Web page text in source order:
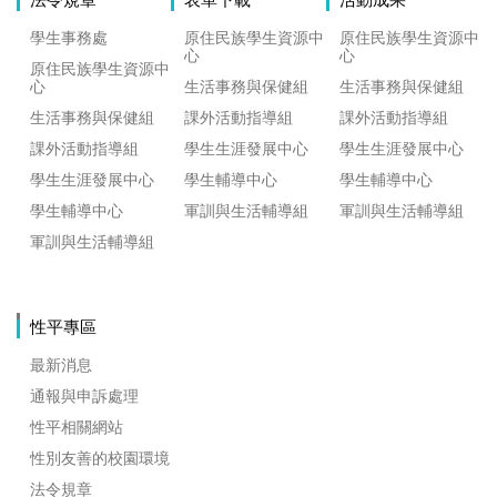
學生事務處
原住民族學生資源中
心
生活事務與保健組
課外活動指導組
學生生涯發展中心
學生輔導中心
軍訓與生活輔導組
原住民族學生資源中
心
生活事務與保健組
課外活動指導組
學生生涯發展中心
學生輔導中心
軍訓與生活輔導組
原住民族學生資源中
心
生活事務與保健組
課外活動指導組
學生生涯發展中心
學生輔導中心
軍訓與生活輔導組
性平專區
最新消息
通報與申訴處理
性平相關網站
性別友善的校園環境
法令規章